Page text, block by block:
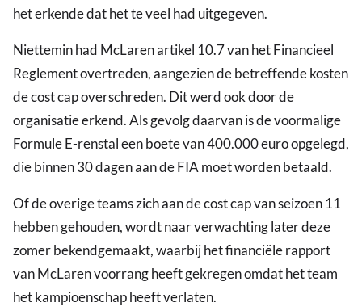
het erkende dat het te veel had uitgegeven.
Niettemin had McLaren artikel 10.7 van het Financieel
Reglement overtreden, aangezien de betreffende kosten
de cost cap overschreden. Dit werd ook door de
organisatie erkend. Als gevolg daarvan is de voormalige
Formule E-renstal een boete van 400.000 euro opgelegd,
die binnen 30 dagen aan de FIA moet worden betaald.
Of de overige teams zich aan de cost cap van seizoen 11
hebben gehouden, wordt naar verwachting later deze
zomer bekendgemaakt, waarbij het financiële rapport
van McLaren voorrang heeft gekregen omdat het team
het kampioenschap heeft verlaten.